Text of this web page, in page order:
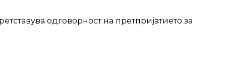
одговорност на претпријатието за